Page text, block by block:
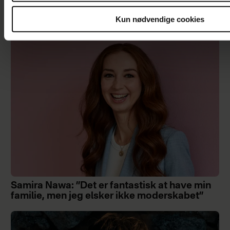
Kun nødvendige cookies
Samira Nawa: ”Det er fantastisk at have min
familie, men jeg elsker ikke moderskabet”